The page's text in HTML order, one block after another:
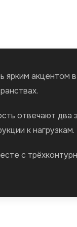
ярким
отвечают
к нагрузкам.
с